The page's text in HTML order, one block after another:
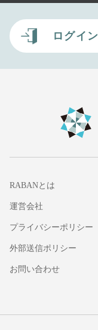
ログイン
RABANとは
運営会社
プライバシーポリシー
外部送信ポリシー
お問い合わせ